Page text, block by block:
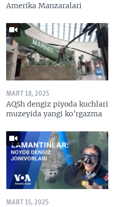
Amerika Manzaralari
MART 18, 2025
AQSh dengiz piyoda kuchlari
muzeyida yangi ko’rgazma
MART 15, 2025